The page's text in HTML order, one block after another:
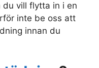
vill flytta in i en
inte be oss att
innan du